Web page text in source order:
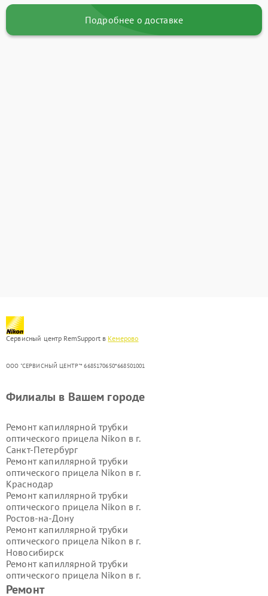
Подробнее о доставке
Сервисный центр RemSupport в Кемерово
ООО "СЕРВИСНЫЙ ЦЕНТР"* 6685170650*668501001
Ремонт
Филиалы в Вашем городе
Ремонт капиллярной трубки
оптического прицела Nikon в г.
Санкт-Петербург
Ремонт капиллярной трубки
оптического прицела Nikon в г.
Краснодар
Ремонт капиллярной трубки
оптического прицела Nikon в г.
Ростов-на-Дону
Ремонт капиллярной трубки
оптического прицела Nikon в г.
Новосибирск
Ремонт капиллярной трубки
оптического прицела Nikon в г.
Екатеринбург